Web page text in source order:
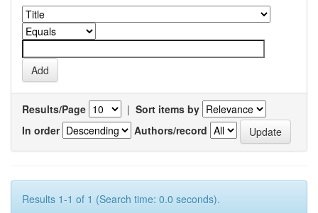
Results/Page | Sort items by
In order
Authors/record
Results 1-1 of 1 (Search time: 0.0 seconds).